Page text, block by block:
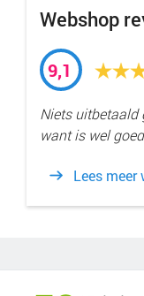
Webshop
9,1
Niets uitbetaald
want is wel
Lees meer